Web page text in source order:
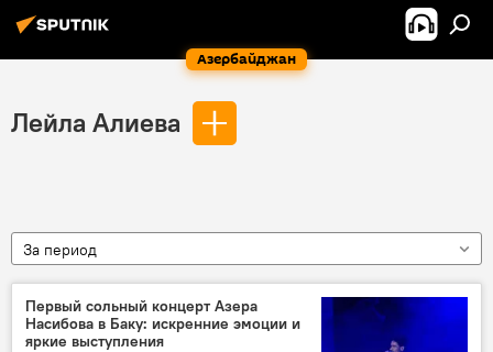
Азербайджан
Лейла Алиева
За период
Первый сольный концерт Азера
Насибова в Баку: искренние эмоции и
яркие выступления